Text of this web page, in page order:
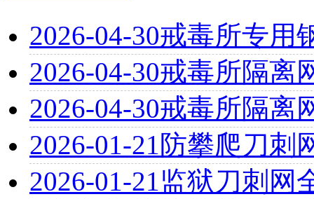
2026-04-30戒毒所专用
2026-04-30戒毒所隔离
2026-04-30戒毒所隔离
2026-01-21 防攀爬刀刺
2026-01-21监狱刀刺网